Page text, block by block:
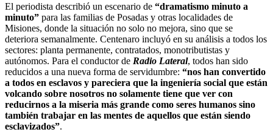
El periodista describió un escenario de “dramatismo minuto a
minuto” para las familias de Posadas y otras localidades de
Misiones, donde la situación no solo no mejora, sino que se
deteriora semanalmente. Centenaro incluyó en su análisis a todos los
sectores: planta permanente, contratados, monotributistas y
autónomos. Para el conductor de Radio Lateral, todos han sido
reducidos a una nueva forma de servidumbre: “nos han convertido
a todos en esclavos y pareciera que la ingeniería social que están
volcando sobre nosotros no solamente tiene que ver con
reducirnos a la miseria más grande como seres humanos sino
también trabajar en las mentes de aquellos que están siendo
esclavizados”.